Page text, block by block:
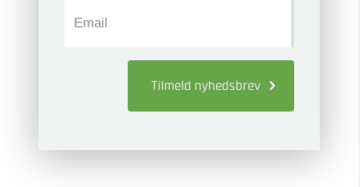
Email
Tilmeld nyhedsbrev